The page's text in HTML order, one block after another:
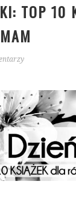
TOP 10